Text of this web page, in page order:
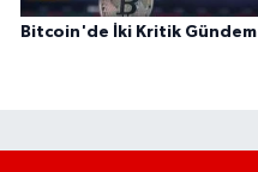
Bitcoin'de İki Kritik Gündem